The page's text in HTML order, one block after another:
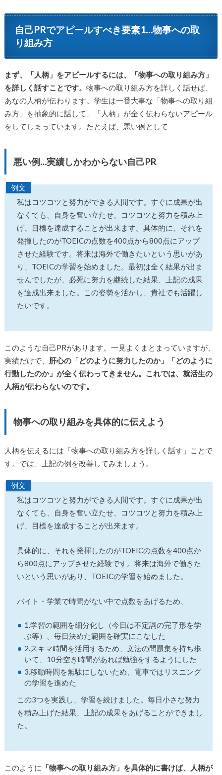
自己PRでアピールすべき要素1…物事への取
り組み方
まず、「人柄」をアピールするには、「物事への取り組み方」
を詳しく話すことです。 物事への取り組み方を詳しく話せば、
あなの人柄が伝わります。学生は一番大事な「物事への取り組
み方」を抽象的に話して、「人柄」が全く伝わらないアピール
をしてしまっています。たとえば、悪い例として
悪い例…実績しかわからない自己PR
例文
私はコツコツと努力ができる人間です。すぐに成果が出
なくても、自身を奮い立たせ、コツコツと努力を積み上
げ、目標を達成することが出来ます。具体的に、それを
発揮したのがTOEICの点数を400点から800点にアップ
させた経験です。将来は海外で働きたいという思いがあ
り、TOEICの学習を始めました。最初は全く結果が出ま
せんでしたが、必死に努力を継続した結果、上記の成果
を達成出来ました。この姿勢を活かし、貴社でも活躍し
たいです。
このような自己PRがあります。一見よくまとまっていますが、
実績だけで、 肝心の「どのように努力したのか」「どのように
行動したのか」が全く伝わってきません。これでは、就活生の
人柄が伝わらないのです。
物事への取り組みを具体的に伝えよう
人柄を伝えるには「物事への取り組み方を詳しく話す」ことで
す。では、上記の例を改善してみましょう。
例文
私はコツコツと努力ができる人間です。すぐに成果が出
なくても、自身を奮い立たせ、コツコツと努力を積み上
げ、目標を達成することが出来ます。
具体的に、それを発揮したのがTOEICの点数を400点か
ら800点にアップさせた経験です。将来は海外で働きた
いという思いがあり、TOEICの学習を始めました。
バイト・学業で時間がない中で点数をあげるため、
1.学習の範囲を細分化し（今日は不定詞の完了形を学
ぶ等）、毎日決めた範囲を確実にこなした
2.スキマ時間を活用するため、文法の問題集を持ち歩
いて、10分空き時間があれば勉強をするようにした
3.移動時間を無駄にしないため、電車ではリスニング
の学習を進めた
この3つを実践し、学習を続けました。毎日小さな努力
を積み上げた結果、上記の成果をあげることができまし
た。
このように
「物事への取り組み方」を具体的に書けば、人柄が